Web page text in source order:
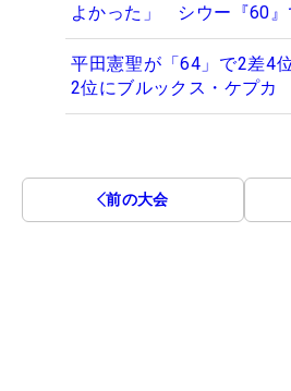
よかった」 シウー『60』
平田憲聖が「64」で2差4
2位にブルックス・ケプカ
前の大会